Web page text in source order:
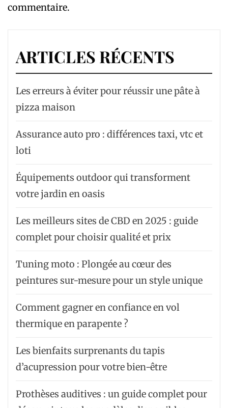
commentaire.
ARTICLES RÉCENTS
Les erreurs à éviter pour réussir une pâte à
pizza maison
Assurance auto pro : différences taxi, vtc et
loti
Équipements outdoor qui transforment
votre jardin en oasis
Les meilleurs sites de CBD en 2025 : guide
complet pour choisir qualité et prix
Tuning moto : Plongée au cœur des
peintures sur-mesure pour un style unique
Comment gagner en confiance en vol
thermique en parapente ?
Les bienfaits surprenants du tapis
d’acupression pour votre bien-être
Prothèses auditives : un guide complet pour